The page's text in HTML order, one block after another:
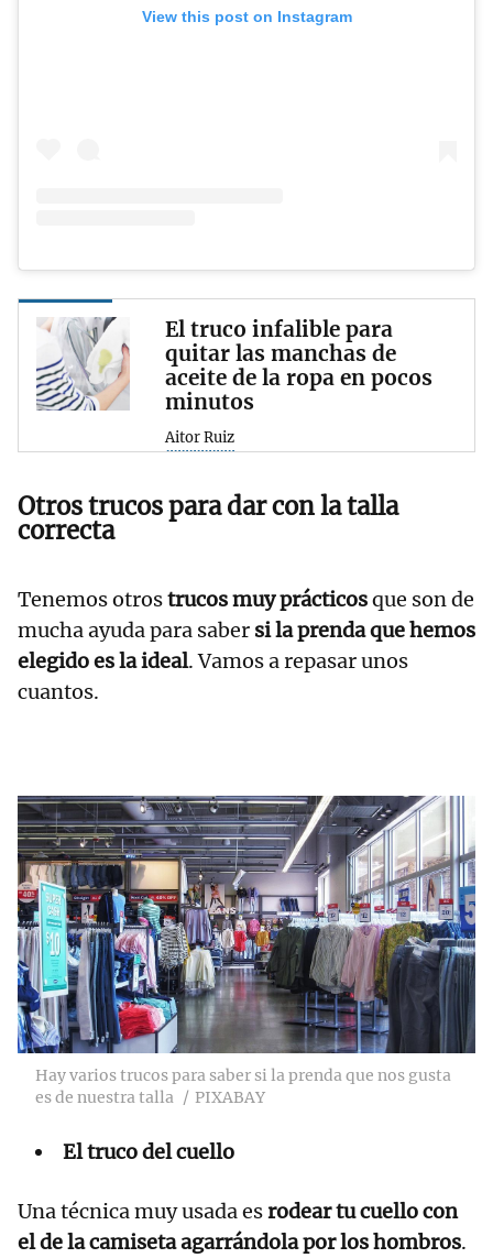
View this post on Instagram
El truco infalible para
quitar las manchas de
aceite de la ropa en pocos
minutos
Aitor Ruiz
Otros trucos para dar con la talla
correcta
Tenemos otrostrucos muy prácticosque son de
mucha ayuda para saber si la prenda que hemos
elegido es la ideal. Vamos a repasar unos
cuantos.
Hay varios trucos para saber si la prenda que nos gusta
es de nuestra talla
PIXABAY
El truco del cuello
Una técnica muy usada esrodear tu cuello con
el de lacamisetaagarrándola por los hombros.